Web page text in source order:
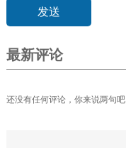
最新评论
还没有任何评论，你来说两句吧